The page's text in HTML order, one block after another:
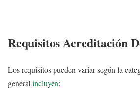
Requisitos Acreditación
Los requisitos pueden variar según la
general incluyen: